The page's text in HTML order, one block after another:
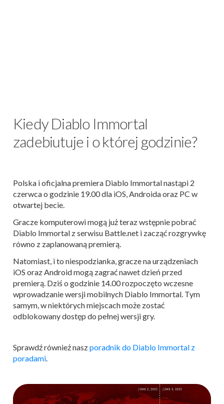
Kiedy Diablo Immortal
zadebiutuje i o której godzinie?
Polska i oficjalna premiera Diablo Immortal nastąpi 2
czerwca o godzinie 19.00 dla iOS, Androida oraz PC w
otwartej becie.
Gracze komputerowi mogą już teraz wstępnie pobrać
Diablo Immortal z serwisu Battle.net i zacząć rozgrywkę
równo z zaplanowaną premierą.
Natomiast, i to niespodzianka, gracze na urządzeniach
iOS oraz Android mogą zagrać nawet dzień przed
premierą. Dziś o godzinie 14.00 rozpoczęto wczesne
wprowadzanie wersji mobilnych Diablo Immortal. Tym
samym, w niektórych miejscach może zostać
odblokowany dostęp do pełnej wersji gry.
Sprawdź również naszporadnik do Diablo Immortal z
poradami.